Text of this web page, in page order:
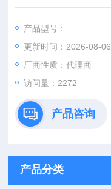
程:1100g 、Quintix2102-1CN 量程:2100g 、 Quintix3102-1CN
产品型号：
更新时间：2026-08-06
厂商性质：代理商
访问量：2272
产品咨询
产品分类